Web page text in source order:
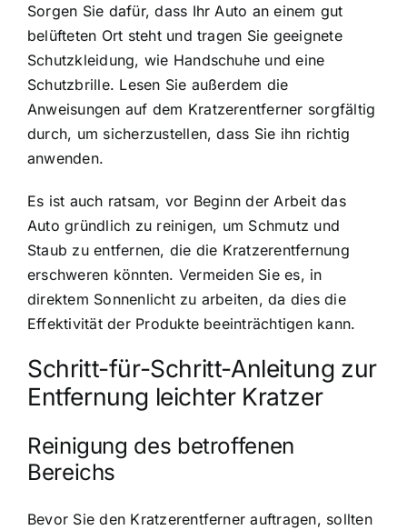
Sorgen Sie dafür, dass Ihr Auto an einem gut
belüfteten Ort steht und tragen Sie geeignete
Schutzkleidung, wie Handschuhe und eine
Schutzbrille. Lesen Sie außerdem die
Anweisungen auf dem Kratzerentferner sorgfältig
durch, um sicherzustellen, dass Sie ihn richtig
anwenden.
Es ist auch ratsam, vor Beginn der Arbeit das
Auto gründlich zu reinigen, um Schmutz und
Staub zu entfernen, die die Kratzerentfernung
erschweren könnten. Vermeiden Sie es, in
direktem Sonnenlicht zu arbeiten, da dies die
Effektivität der Produkte beeinträchtigen kann.
Schritt-für-Schritt-Anleitung zur
Entfernung leichter Kratzer
Reinigung des betroffenen
Bereichs
Bevor Sie den Kratzerentferner auftragen, sollten